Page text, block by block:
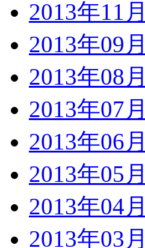
2013年11
2013年09
2013年08
2013年07
2013年06
2013年05
2013年04
2013年03